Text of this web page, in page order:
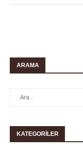
ARAMA
KATEGORILER